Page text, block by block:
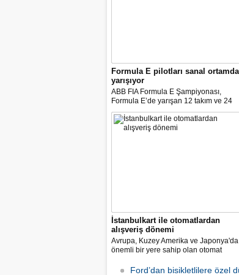
Formula E pilotları sanal ortamda
yarışıyor
ABB FIA Formula E Şampiyonası,
Formula E’de yarışan 12 takım ve 24
pilot ile birlikte “ABB Formula E Race
Home Challenge” organizasyonunda
yarışacak.
İstanbulkart ile otomatlardan
alışveriş dönemi
Avrupa, Kuzey Amerika ve Japonya'da
önemli bir yere sahip olan otomat
Uluslararası Fuarcılık tarafından
Ford’dan bisikletlilere özel